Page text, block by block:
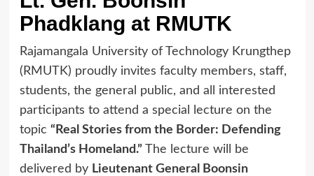
Phadklang at RMUTK
Rajamangala University of Technology Krungthep
(RMUTK) proudly invites faculty members, staff,
students, the general public, and all interested
participants to attend a special lecture on the
topic “Real Stories from the Border: Defending
Thailand’s Homeland.”The lecture will be
delivered by Lieutenant General Boonsin